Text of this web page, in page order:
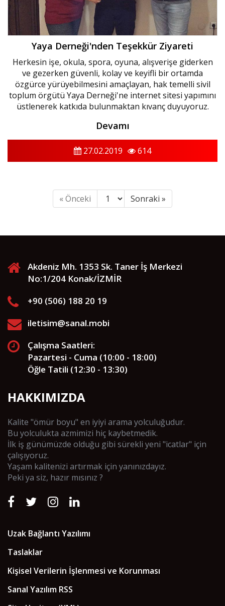
Yaya Derneği'nden Teşekkür Ziyareti
Herkesin işe, okula, spora, oyuna, alışverişe giderken
ve gezerken güvenli, kolay ve keyifli bir ortamda
özgürce yürüyebilmesini amaçlayan, hak temelli sivil
toplum örgütü Yaya Derneği'ne internet sitesi yapımını
üstlenerek katkıda bulunmaktan kıvanç duyuyoruz.
Devamı
27.02.2019 614
« Önceki Sonraki »
Akdeniz Mh. 1353 Sk. Taner İş Merkezi
No:1/204 Konak/İZMİR
+90 (506) 188 20 19
iletisim@sanal.mobi
Çalışma Saatleri:
Pazartesi - Cuma (10:00 - 18:00)
Öğle Tatili (12:30 - 13:30)
HAKKIMIZDA
Kalite "ömür boyu" en iyiyi arama yolculuğudur.
Bu yolculukta azmimizi hiç kaybetmedik.
İlk iş günümüzde olduğu gibi sürekli yeni "icatlar" için
çalışıyoruz.
Yaşam kalitenizi artırmak için yanınızdayız.
Peki ya siz, hazır mısınız ?
Uzak Bağlantı Yazılımı
Taslaklar
Kişisel Verilerin İşlenmesi ve Korunması
Sanal Yazılım RSS